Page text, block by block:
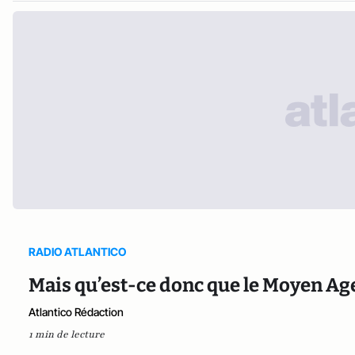
RADIO ATLANTICO
Mais qu’est-ce donc que le Moyen
Atlantico Rédaction
1 min de lecture